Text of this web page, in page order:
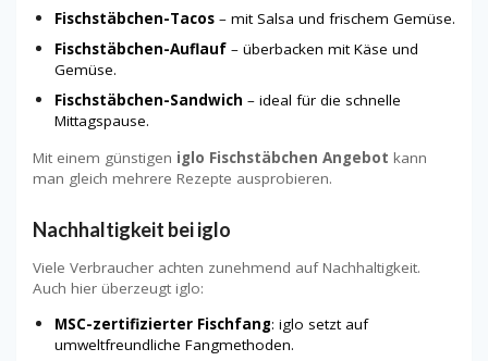
Fischstäbchen-Tacos – mit Salsa und frischem Gemüse.
Fischstäbchen-Auflauf – überbacken mit Käse und
Gemüse.
Fischstäbchen-Sandwich – ideal für die schnelle
Mittagspause.
Mit einem günstigen iglo Fischstäbchen Angebot kann
man gleich mehrere Rezepte ausprobieren.
Nachhaltigkeit bei iglo
Viele Verbraucher achten zunehmend auf Nachhaltigkeit.
Auch hier überzeugt iglo:
MSC-zertifizierter Fischfang: iglo setzt auf
umweltfreundliche Fangmethoden.